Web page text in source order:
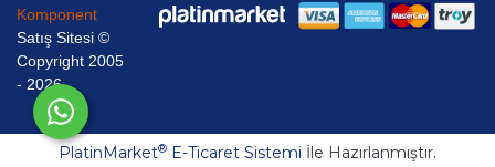
Komponent
Satış Sitesi ©
Copyright 2005
- 2026
PlatinMarket® E-Ticaret Sistemi İle Hazırlanmıştır.